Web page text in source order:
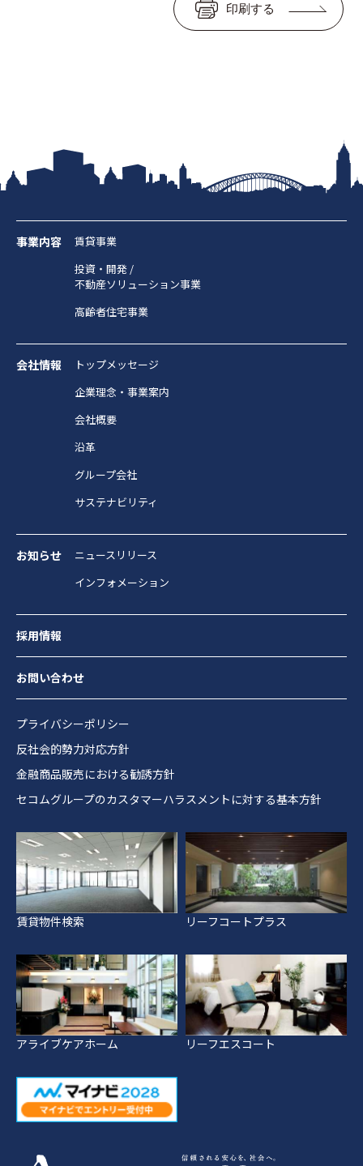
印刷する
事業内容
賃貸事業
投資・開発 /
不動産ソリューション事業
高齢者住宅事業
会社情報
トップメッセージ
企業理念・事業案内
会社概要
沿革
グループ会社
サステナビリティ
お知らせ
ニュースリリース
インフォメーション
採用情報
お問い合わせ
プライバシーポリシー
反社会的勢力対応方針
金融商品販売における勧誘方針
セコムグループのカスタマーハラスメントに対する基本方針
賃貸物件検索 リーフコートプラス
アライブケアホーム リーフエスコート